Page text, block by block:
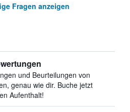
Fragen anzeigen
und Beurteilungen von
genau wie dir. Buche jetzt
Aufenthalt!